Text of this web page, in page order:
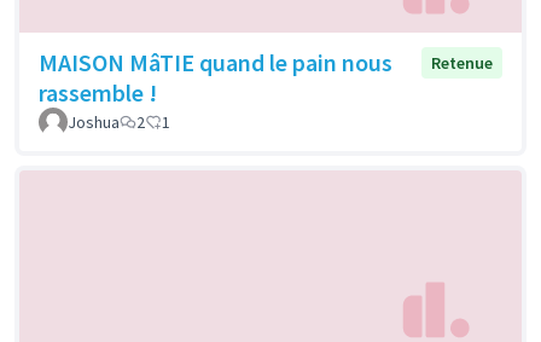
MAISON MâTIE quand le pain nous
rassemble !
Retenue
Joshua 2 1